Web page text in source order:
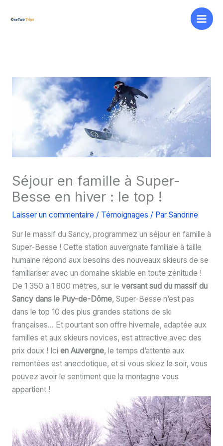
Séjour en famille à Super-
Besse en hiver : le top !
Laisser un commentaire / Témoignages / Par Sandrine
Sur le massif du Sancy, programmez un séjour en famille à
Super-Besse ! Cette station auvergnate familiale à taille
humaine répond aux besoins des nouveaux skieurs de se
familiariser avec un domaine skiable en toute zénitude !
De 1 350 à 1 800 mètres, sur le versant sud du massif du
Sancy dans le Puy-de-Dôme, Super-Besse n’est pas
dans le top 10 des plus grandes stations de ski
françaises… Et pourtant son offre hivernale, adaptée aux
familles et aux skieurs novices, est attractive avec des
prix doux ! Ici en Auvergne, le temps d’attente aux
remontées est anecdotique, et si vous skiez le soir, vous
pouvez avoir le sentiment que la montagne vous
appartient !